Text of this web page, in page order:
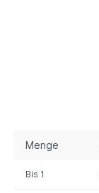
Menge
Bis 1